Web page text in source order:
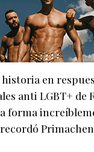
en
anti LGBT+ de
forma